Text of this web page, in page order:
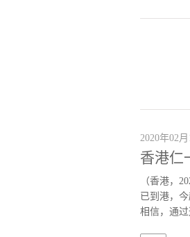
2020年02月
香港仁
（香港，
已到港，
相信，通